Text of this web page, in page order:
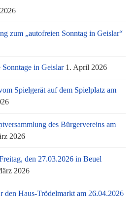
zum „autofreien Sonntag in Geislar“
in Geislar 1. April 2026
Spielgerät auf dem Spielplatz am
des Bürgervereins am
2026
den 27.03.2026 in Beuel
2026
Haus-Trödelmarkt am 26.04.2026